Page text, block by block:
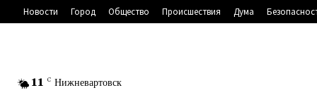
Новости Город Общество Происшествия Дума
11 C Нижневартовск